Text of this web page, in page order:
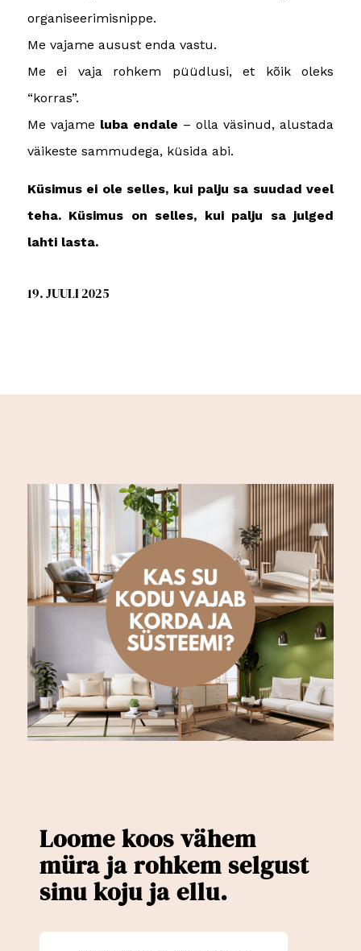
organiseerimisnippe.
Me vajame ausust enda vastu.
Me ei vaja rohkem püüdlusi, et kõik oleks
“korras”.
Me vajame luba endale – olla väsinud, alustada
väikeste sammudega, küsida abi.
Küsimus ei ole selles, kui palju sa suudad veel
teha. Küsimus on selles, kui palju sa julged
lahti lasta.
19. JUULI 2025
Loome koos vähem
müra ja rohkem selgust
sinu koju ja ellu.